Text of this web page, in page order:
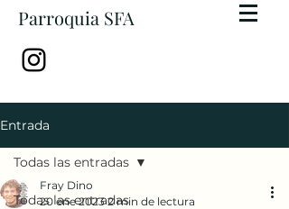
Parroquia SFA
Entrada
Todas las entradas
Todas las entradas
Fray Dino
20 ene 2023 2 min de lectura